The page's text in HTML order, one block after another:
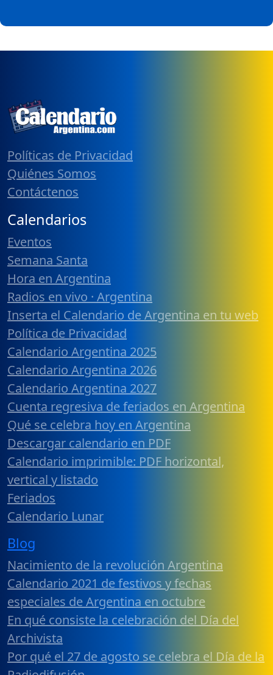
Políticas de Privacidad
Quiénes Somos
Contáctenos
Calendarios
Eventos
Semana Santa
Hora en Argentina
Radios en vivo · Argentina
Inserta el Calendario de Argentina en tu web
Política de Privacidad
Calendario Argentina 2025
Calendario Argentina 2026
Calendario Argentina 2027
Cuenta regresiva de feriados en Argentina
Qué se celebra hoy en Argentina
Descargar calendario en PDF
Calendario imprimible: PDF horizontal,
vertical y listado
Feriados
Calendario Lunar
Blog
Nacimiento de la revolución Argentina
Calendario 2021 de festivos y fechas
especiales de Argentina en octubre
En qué consiste la celebración del Día del
Archivista
Por qué el 27 de agosto se celebra el Día de la